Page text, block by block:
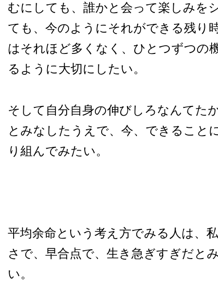
むにしても、誰かと会って楽しみを
ても、今のようにそれができる残り
はそれほど多くなく、ひとつずつの
るように大切にしたい。
そして自分自身の伸びしろなんてた
とみなしたうえで、今、できること
り組んでみたい。
平均余命という考え方でみる人は、
さで、早合点で、生き急ぎすぎだと
い。